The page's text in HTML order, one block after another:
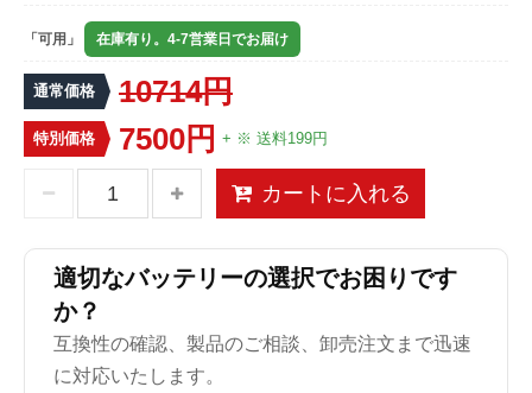
「可用」 在庫有り。4-7営業日でお届け
通常価格 10714円
特別価格 7500円 + ※ 送料199円
カートに入れる
適切なバッテリーの選択でお困りです
か？
互換性の確認、製品のご相談、卸売注文まで迅速
に対応いたします。